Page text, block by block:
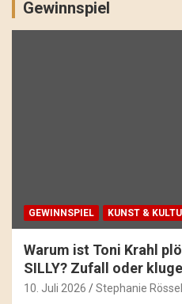
Gewinnspiel
GEWINNSPIEL KUNST &
Warum ist Toni Krahl
SILLY? Zufall oder
10. Juli 2026 Stephanie Rössel